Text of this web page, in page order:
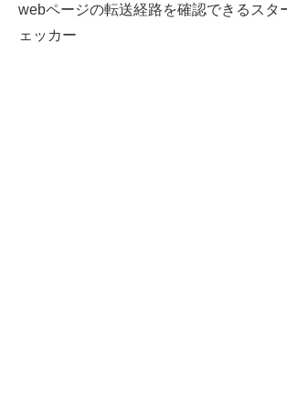
webページの転送経路を確認できるスタ
ェッカー